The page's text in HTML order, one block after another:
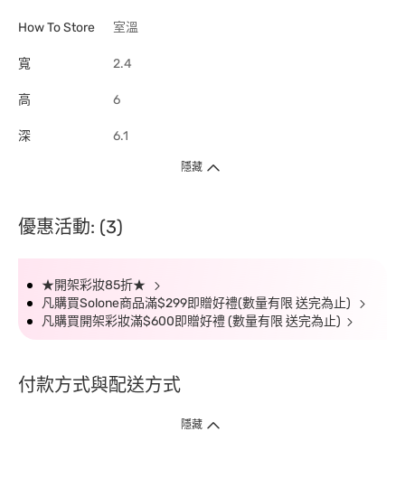
How To Store 室溫
寬 2.4
高 6
深 6.1
隱藏
優惠活動: (3)
★開架彩妝85折★
凡購買Solone商品滿$299即贈好禮(數量有限 送完為止)
凡購買開架彩妝滿$600即贈好禮 (數量有限 送完為止)
付款方式與配送方式
隱藏